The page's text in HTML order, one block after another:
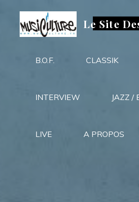
contenu
Le Site
B.O.F. CLASSIK
INTERVIEW JAZZ /
LIVE A PROPOS